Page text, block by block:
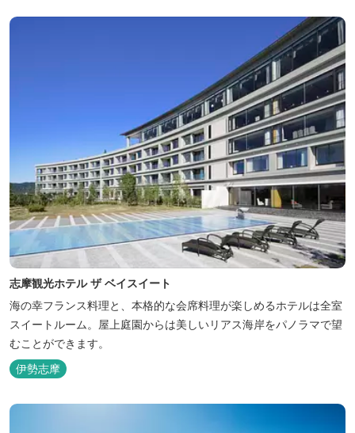
志摩観光ホテル ザ ベイスイート
海の幸フランス料理と、本格的な会席料理が楽しめるホテルは全室
スイートルーム。屋上庭園からは美しいリアス海岸をパノラマで望
むことができます。
伊勢志摩